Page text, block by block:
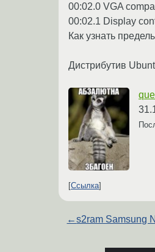
00:02.0 VGA
00:02.1 Display
Как узнать
Дистрибутив
Ссылка
←s2ram Samsung